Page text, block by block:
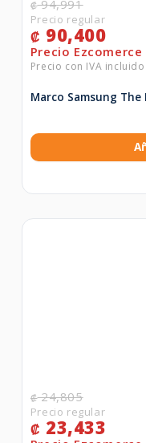
₡94,991
₡ 90,400
Marco Samsung The
₡24,805
₡ 23,433